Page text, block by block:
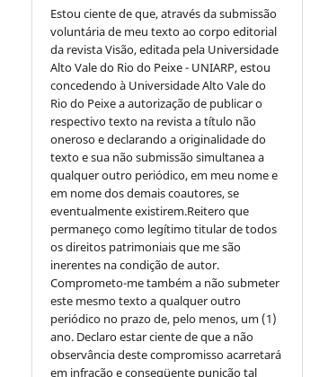
Estou ciente de que, através da submissão
voluntária de meu texto ao corpo editorial
da revista Visão, editada pela Universidade
Alto Vale do Rio do Peixe - UNIARP, estou
concedendo à Universidade Alto Vale do
Rio do Peixe a autorização de publicar o
respectivo texto na revista a título não
oneroso e declarando a originalidade do
texto e sua não submissão simultanea a
qualquer outro periódico, em meu nome e
em nome dos demais coautores, se
eventualmente existirem.Reitero que
permaneço como legítimo titular de todos
os direitos patrimoniais que me são
inerentes na condição de autor.
Comprometo-me também a não submeter
este mesmo texto a qualquer outro
periódico no prazo de, pelo menos, um (1)
ano. Declaro estar ciente de que a não
observância deste compromisso acarretará
em infração e conseqüente punição tal